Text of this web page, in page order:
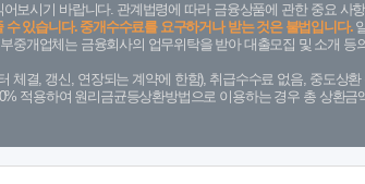
보시기 바랍니다. 관계법령에 따라 금융상품에 관한 중요 사
있습니다. 중개수수료를 요구하거나 받는 것은 불법입니다.
중개업체는 금융회사의 업무위탁을 받아 대출모집 및 소개
체결, 갱신, 연장되는 계약에 한함), 취급수수료 없음, 중도상
적용하여 원리금균등상환방법으로 이용하는 경우 총 상환